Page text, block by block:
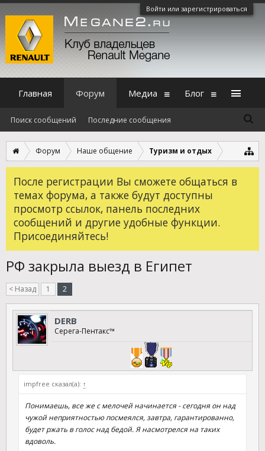
Войти или зарегистрироваться
Форум Наше общение Туризм и отдых
После регистрации Вы сможете общаться в
темах форума, а также будут доступны
просмотр ссылок, панель последних
сообщений и другие удобные функции.
Присоединяйтесь!
РФ закрыла выезд в Египет
< Назад 1 2
DERB
Серега-Пентакс™
impfree сказал(а): ↑
Понимаешь, все же с мелочей начинается - сегодня он над
чужой неприятностью посмеялся, завтра, гарантированно,
будет ржать в голос над бедой. Я насмотрелся на таких
вдоволь.
Главная Форум
Поиск сообщений Последние сообщения
Медиа Блог